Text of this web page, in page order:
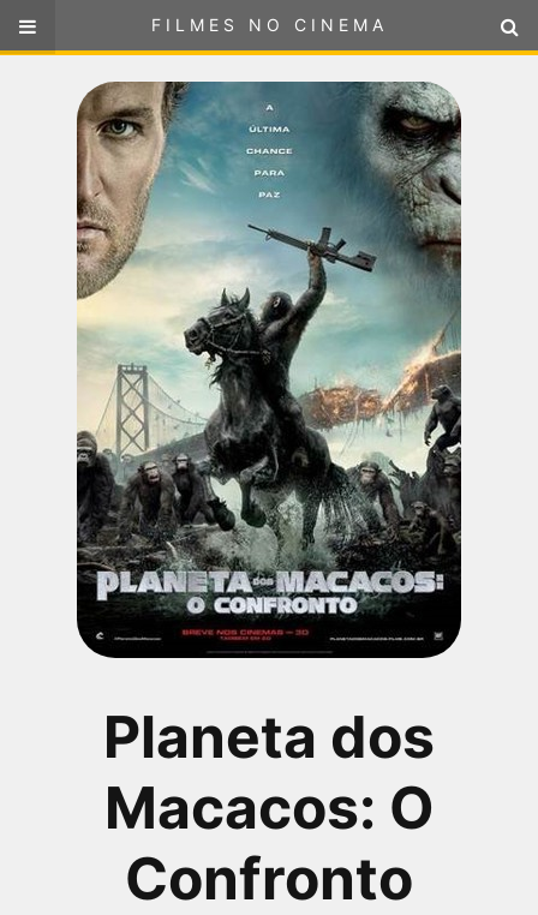
FILMES NO CINEMA
ou selecione sua localização
Planeta dos
Macacos: O
Confronto
FILMES NO CINEMA
SELECIONE SUA LOCALIZAÇÃO
FILMES EM CARTAZ
PRÓXIMOS LANÇAMENTOS
GÊNEROS
NOTÍCIAS
PÁGINA INICIAL
FilmesNoCinema.com.bré o maior localizador de filmes e
sessões de cinema no Brasil. Através dele, você pode
encontrar os filmes no cinema mais próximos a você ou a
qualquer cidade em território brasileiro. Você pode também
acessar informações sobre cinemas, horários, assistir aos
trailers e muito mais.